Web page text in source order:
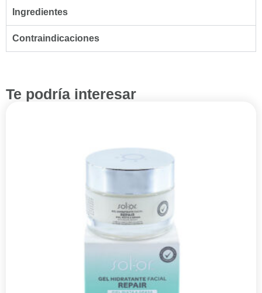
Ingredientes
Contraindicaciones
Te podría interesar